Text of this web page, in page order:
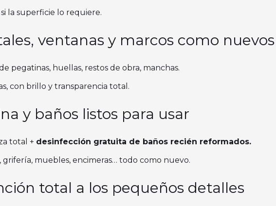
la superficie lo requiere.
ventanas y marcos como nuevos
pegatinas, huellas, restos de obra, manchas.
con brillo y transparencia total.
y baños listos para usar
total + desinfección gratuita de baños recién reformados.
grifería, muebles, encimeras… todo como nuevo.
total a los pequeños detalles